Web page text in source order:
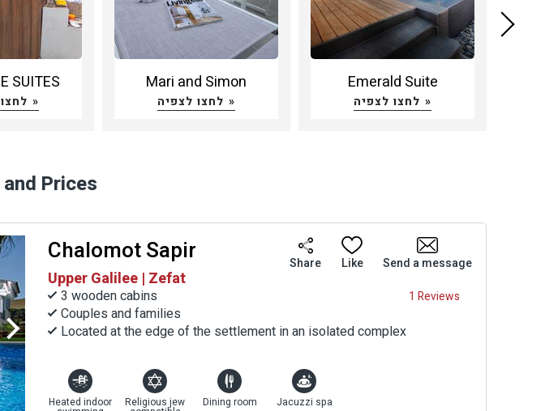
סוויטות יוקרתיות מכילות, בדרך כלל, מספר
למנות חדר שינה גדול, סלון יוקרתי ומעוצב,
קולנוע ביתי ומערכת שמע משוכללת. סוויטות
צמודה ופרטית לאורחי הסוויטה, ג'קוזי חיצוני
בדרך כלל, סוויטות אלו תהיינה מנותקות
נוף מרהיב לכל מלוא העין או התבודדות בתוך יער
גם יתרונות כגון קרבה לטבע, שקט, אוויר צלול
SUITES
לחצו לצפיה »
Mari and Simon
לחצו לצפיה »
Emerald Suite
לחצו לצפיה »
Prices
Chalomot Sapir
Upper Galilee | Zefat
1 Reviews
3 wooden cabins
Couples and families
Located at the edge of the settlement in an isolated complex
Share Like Send a message
Heated indoor Religious jew Dining room Jacuzzi spa